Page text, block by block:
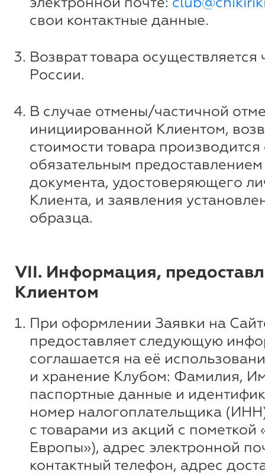
свои контактные данные.
Возврат товара осуществляется
России.
В случае отмены/частичной
инициированной Клиентом,
стоимости товара производится
обязательным
документа, удостоверяющего
Клиента, и заявления
образца.
VII. Информация,
Клиентом
При оформлении Заявки на
предоставляет следующую
соглашается на её
и хранение Клубом: Фамилия,
паспортные данные и
номер налогоплательщика
с товарами из акций с пометкой
Европы»), адрес электронной
контактный телефон, адрес